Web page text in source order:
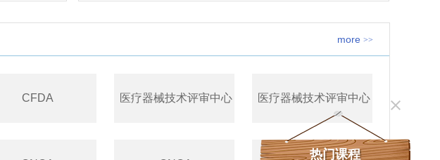
more >>
CFDA 医疗器械技术评审中心 医疗器械技术评审中心
热门课程